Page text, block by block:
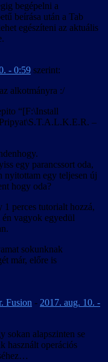
begépelni a
beírása után a Tab
egészíteni az aktuális
- 0:59 szerint:
alkotmányra :/
“[F:\Install
–
egy parancssort oda,
nyitottam egy teljesen új
hogy oda?
1 perces tutorialt hozzá,
vagyok egyedül
sokunknak
már, előre is
Fusion - 2017. aug. 10. -
sokan alapszinten se
használt operációs